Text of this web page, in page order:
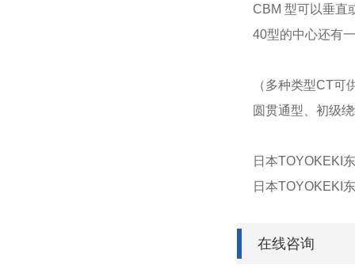
CBM 型可以垂直
40型的中心还有
（多种类型CT可
圆贯通型、初级
日本TOYOKEKI
日本TOYOKEKI
在线咨询